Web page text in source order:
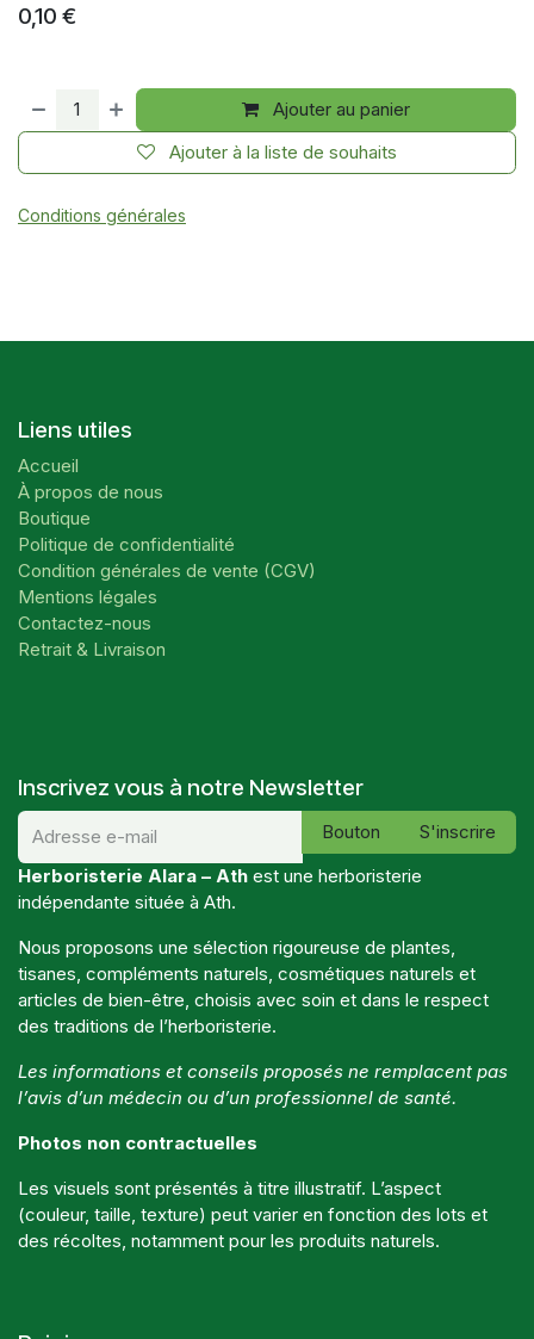
0,10 €
Ajouter au panier
Ajouter à la liste de souhaits
Conditions générales
Liens utiles
Accueil
À propos de nous
Boutique
Politique de confidentialité
Condition générales de vente (CGV)
Mentions légales
Contactez-nous
Retrait & Livraison
Inscrivez vous à notre Newsletter
Bouton
S'inscrire
Herboristerie Alara – Ath est une herboristerie
indépendante située à Ath.
Nous proposons une sélection rigoureuse de plantes,
tisanes, compléments naturels, cosmétiques naturels et
articles de bien-être, choisis avec soin et dans le respect
des traditions de l’herboristerie.
Les informations et conseils proposés ne remplacent pas
l’avis d’un médecin ou d’un professionnel de santé.
Photos non contractuelles
Les visuels sont présentés à titre illustratif. L’aspect
(couleur, taille, texture) peut varier en fonction des lots et
des récoltes, notamment pour les produits naturels.